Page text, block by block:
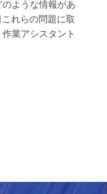
ような情報があ
れらの問題に取
業アシスタント